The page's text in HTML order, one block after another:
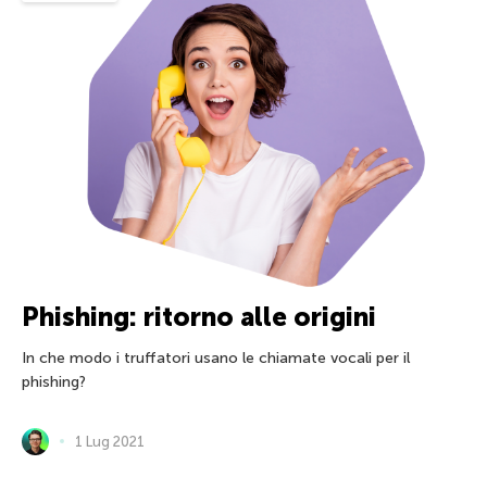
Phishing: ritorno alle origini
In che modo i truffatori usano le chiamate vocali per il
phishing?
1 Lug 2021